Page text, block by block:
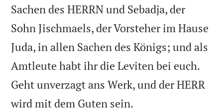
Sachen des HERRN und Sebadja, der
Sohn Jischmaels, der Vorsteher im Hause
Juda, in allen Sachen des Königs; und als
Amtleute habt ihr die Leviten bei euch.
Geht unverzagt ans Werk, und der HERR
wird mit dem Guten sein.